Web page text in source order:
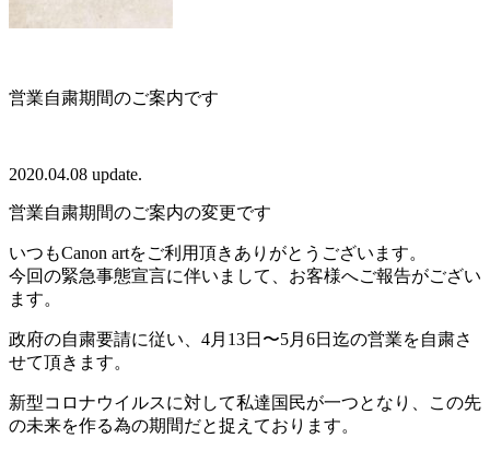
営業自粛期間のご案内です
2020.04.08 update.
営業自粛期間のご案内の変更です
いつもCanon artをご利用頂きありがとうございます。
今回の緊急事態宣言に伴いまして、お客様へご報告がござい
ます。
政府の自粛要請に従い、4月13日〜5月6日迄の営業を自粛さ
せて頂きます。
新型コロナウイルスに対して私達国民が一つとなり、この先
の未来を作る為の期間だと捉えております。